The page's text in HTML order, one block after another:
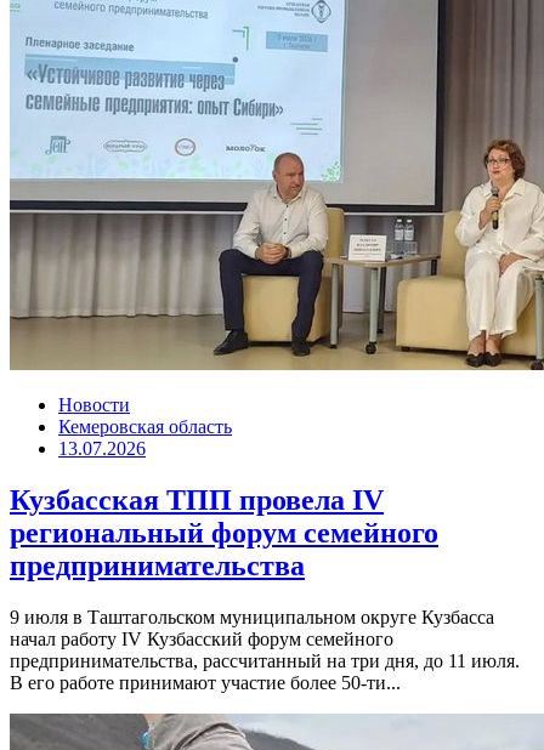
Новости
Кемеровская область
13.07.2026
Кузбасская ТПП провела IV
региональный форум семейного
предпринимательства
9 июля в Таштагольском муниципальном округе Кузбасса
начал работу IV Кузбасский форум семейного
предпринимательства, рассчитанный на три дня, до 11 июля.
В его работе принимают участие более 50-ти...